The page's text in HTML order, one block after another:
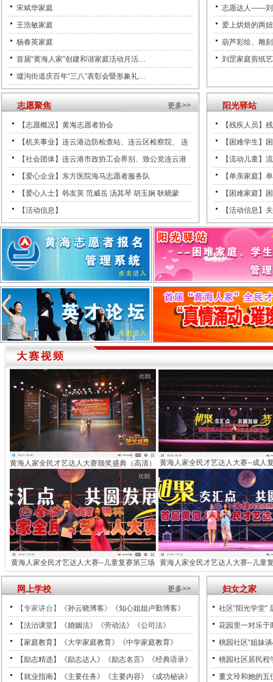
宋斌华家庭
王浩敏家庭
杨春英家庭
首届“黄海人家”创建和谐家庭活动月活…
墟沟街道庆百年“三八”表彰会暨形象礼…
志愿达人——刘
爱上烘焙的两
葫芦彩绘、雕
刘罡家庭剪纸
志愿聚焦 更多>>
【志愿概况】黄海志愿者协会
【机关事业】连云港边防检查站、连云区检察院、 连
【社会团体】连云港市政协工会界别、致公党连云港
【爱心企业】东方医院海马志愿者服务队
【爱心人士】韩友英 范威岳 汤其琴 胡玉娴 耿晓蒙
【活动信息】
阳光驿站
【残疾人员】
【困难学生】
【流动儿童】
【单亲家庭】
【困难家庭】
【活动信息】
黄海人家全民才艺达人大赛颁奖盛典（高清） 黄海人家全民才艺达人大赛--成人
黄海人家全民才艺达人大赛--儿童复赛第三场 黄海人家全民才艺达人大赛--儿童
网上学校 更多>>
【专家讲台】 《孙云晓博客》
《知心姐姐卢勤博客》
【法治课堂】《婚姻法》《劳动法》《公司法》
【家庭教育】《大学家庭教育》《中学家庭教育》
【励志精选】《励志达人》《励志名言》《经典语录》
【就业指南】《主要任务》《主要内容》《成功秘诀》
妇女之家
社区“阳光学堂”
花园里一对乐于
桃园社区“姐妹
桃园社区居民
董文玲和她的五